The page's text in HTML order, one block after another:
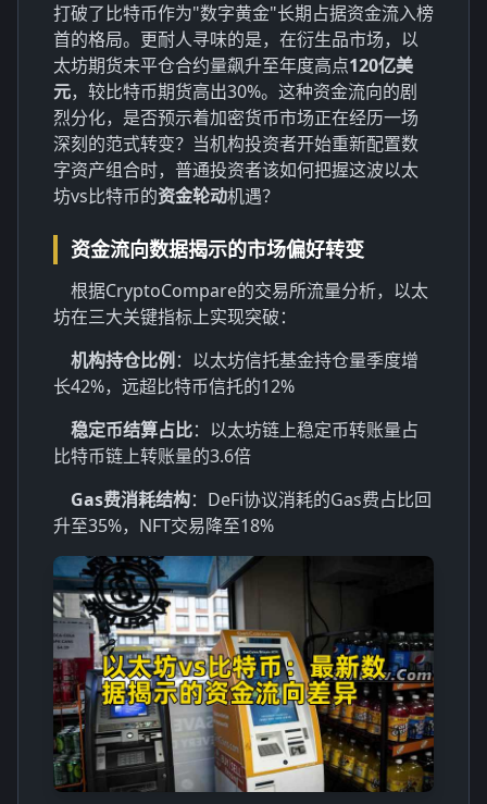
打破了比特币作为"数字黄金"长期占据资金流入榜
首的格局。更耐人寻味的是，在衍生品市场，以
太坊期货未平仓合约量飙升至年度高点120亿美
元，较比特币期货高出30%。这种资金流向的剧
烈分化，是否预示着加密货币市场正在经历一场
深刻的范式转变？当机构投资者开始重新配置数
字资产组合时，普通投资者该如何把握这波以太
坊vs比特币的资金轮动机遇？
资金流向数据揭示的市场偏好转变
根据CryptoCompare的交易所流量分析，以太
坊在三大关键指标上实现突破：
机构持仓比例 ：以太坊信托基金持仓量季度增
长42%，远超比特币信托的12%
稳定币结算占比：以太坊链上稳定币转账量占
比特币链上转账量的3.6倍
Gas费消耗结构：DeFi协议消耗的Gas费占比回
升至35%，NFT交易降至18%